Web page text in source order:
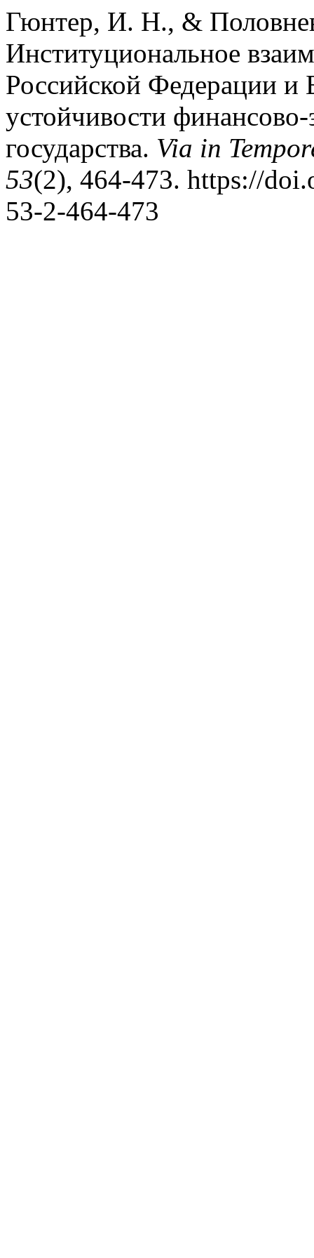
Гюнтер, И. Н., &
Институциональное
Российской Федерации и
устойчивости
государства. Via in
53(2), 464-473. https://
53-2-464-473